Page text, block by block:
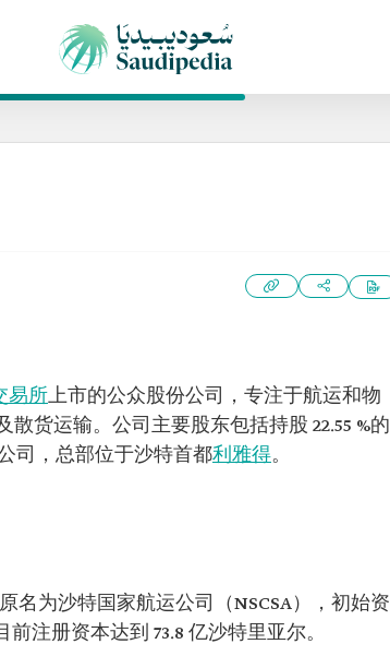
易所上市的公众股份公司，专注于航运和物
货运输。公司主要股东包括持股 22.55 %的
司，总部位于沙特首都利雅得。
名为沙特国家航运公司（NSCSA），初始资
注册资本达到 73.8 亿沙特里亚尔。